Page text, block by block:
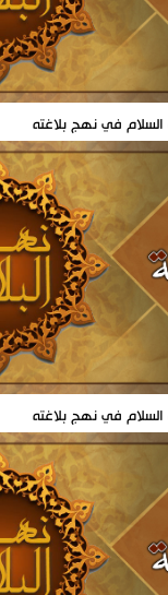
السلام في نهج بلاغته
السلام في نهج بلاغته